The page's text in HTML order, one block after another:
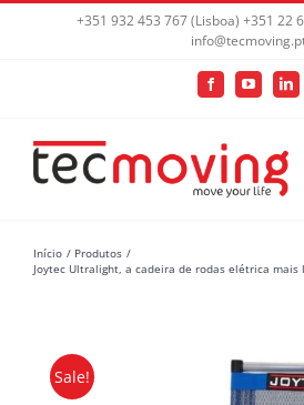
+351 932 453 767 (Lisboa) +351 22
FacebookYouTube
Início
Produtos
Joytec Ultralight, a cadeira de rodas elétrica mais
Sale!